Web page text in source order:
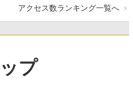
アクセス数ランキング一覧へ
プ